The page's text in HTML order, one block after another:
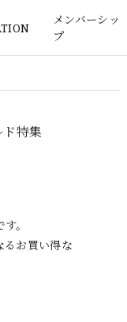
メンバーシッ
プ
特集
。
るお買い得な